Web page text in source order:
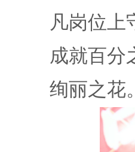
凡岗位上
成就百分
绚丽之花